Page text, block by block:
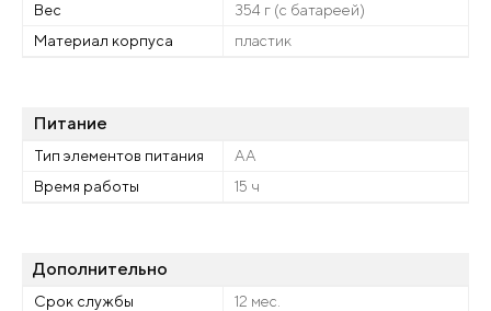
Вес
354 г (с батареей)
Материал корпуса
пластик
Питание
Тип элементов питания
АА
Время работы
15 ч
Дополнительно
Срок службы
12 мес.